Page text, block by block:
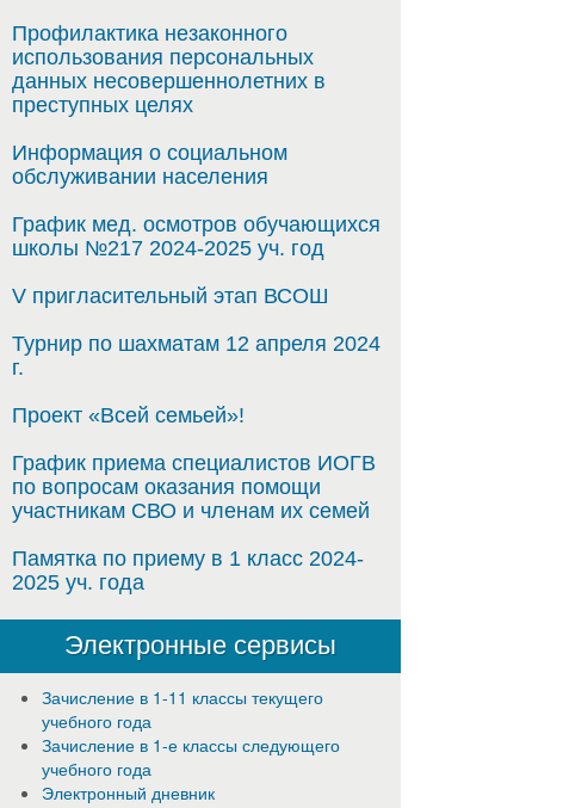
Профилактика незаконного
использования персональных
данных несовершеннолетних в
преступных целях
Информация о социальном
обслуживании населения
График мед. осмотров обучающихся
школы №217 2024-2025 уч. год
V пригласительный этап ВСОШ
Турнир по шахматам 12 апреля 2024
г.
Проект «Всей семьей»!
График приема специалистов ИОГВ
по вопросам оказания помощи
участникам СВО и членам их семей
Памятка по приему в 1 класс 2024-
2025 уч. года
Электронные сервисы
Зачисление в 1-11 классы текущего
учебного года
Зачисление в 1-е классы следующего
учебного года
Электронный дневник